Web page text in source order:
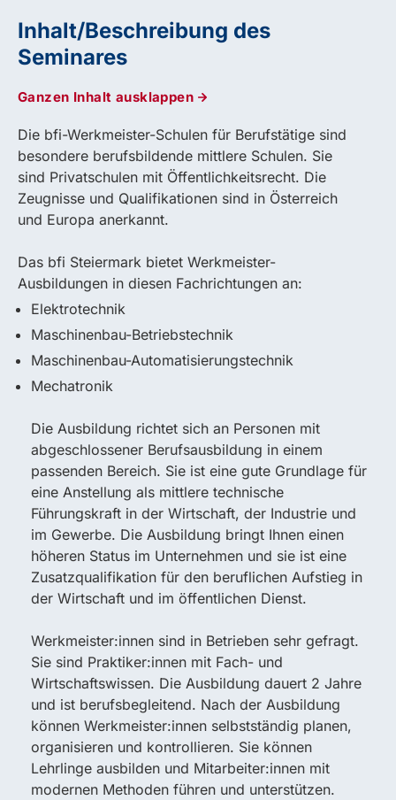
Inhalt/Beschreibung des
Seminares
Ganzen Inhalt ausklappen
Die bfi-Werkmeister-Schulen für Berufstätige sind
besondere berufsbildende mittlere Schulen. Sie
sind Privatschulen mit Öffentlichkeitsrecht. Die
Zeugnisse und Qualifikationen sind in Österreich
und Europa anerkannt.
Das bfi Steiermark bietet Werkmeister-
Ausbildungen in diesen Fachrichtungen an:
Elektrotechnik
Maschinenbau-Betriebstechnik
Maschinenbau-Automatisierungstechnik
Mechatronik
Die Ausbildung richtet sich an Personen mit
abgeschlossener Berufsausbildung in einem
passenden Bereich. Sie ist eine gute Grundlage für
eine Anstellung als mittlere technische
Führungskraft in der Wirtschaft, der Industrie und
im Gewerbe. Die Ausbildung bringt Ihnen einen
höheren Status im Unternehmen und sie ist eine
Zusatzqualifikation für den beruflichen Aufstieg in
der Wirtschaft und im öffentlichen Dienst.
Werkmeister:innen sind in Betrieben sehr gefragt.
Sie sind Praktiker:innen mit Fach- und
Wirtschaftswissen. Die Ausbildung dauert 2 Jahre
und ist berufsbegleitend. Nach der Ausbildung
können Werkmeister:innen selbstständig planen,
organisieren und kontrollieren. Sie können
Lehrlinge ausbilden und Mitarbeiter:innen mit
modernen Methoden führen und unterstützen.